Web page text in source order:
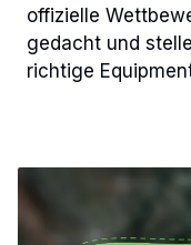
offizielle
gedacht und
richtige